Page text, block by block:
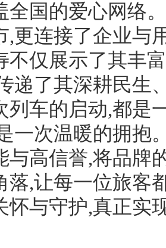
全国的爱心网络
,更连接了企业与
不仅展示了其丰
递了其深耕民生
列车的启动,都是
一次温暖的拥抱
与高信誉,将品牌
落,让每一位旅客
怀与守护,真正实